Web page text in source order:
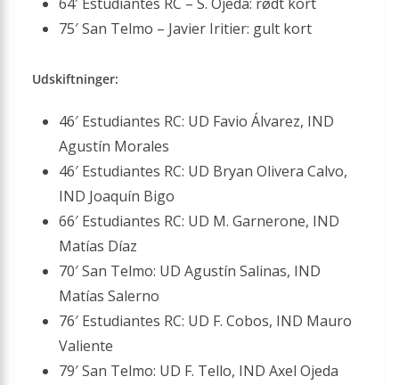
75′ San Telmo – Javier Iritier: gult kort
Udskiftninger:
46′ Estudiantes RC: UD Favio Álvarez, IND
Agustín Morales
46′ Estudiantes RC: UD Bryan Olivera Calvo,
IND Joaquín Bigo
66′ Estudiantes RC: UD M. Garnerone, IND
Matías Díaz
70′ San Telmo: UD Agustín Salinas, IND
Matías Salerno
76′ Estudiantes RC: UD F. Cobos, IND Mauro
Valiente
79′ San Telmo: UD F. Tello, IND Axel Ojeda